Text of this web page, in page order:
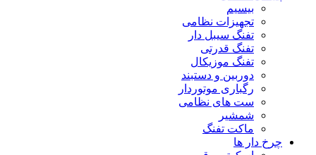
بیسیم
تجهیزات نظامی
تفنگ سیبل دار
تفنگ قدرتی
تفنگ موزیکال
دوربین و دستبند
رگباری موتوردار
ست های نظامی
شمشیر
ماکت تفنگ
چرخ دار ها